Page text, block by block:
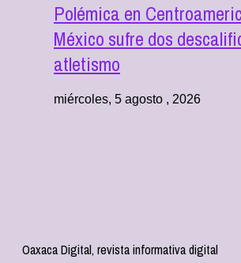
Polémica en
México sufre dos
atletismo
miércoles, 5 agosto , 2026
Oaxaca Digital, revista informativa digital